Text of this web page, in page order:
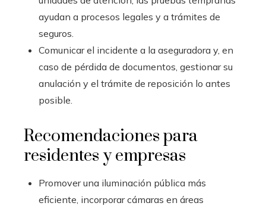
ayudan a procesos legales y a trámites de
seguros.
Comunicar el incidente a la aseguradora y, en
caso de pérdida de documentos, gestionar su
anulación y el trámite de reposición lo antes
posible.
Recomendaciones para
residentes y empresas
Promover una iluminación pública más
eficiente, incorporar cámaras en áreas